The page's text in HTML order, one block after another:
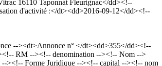
16110 Taponnât Fleurignac</dd><!--
d'activité :</dt><dd>2016-09-12</dd><!--
--><dt>Annonce n° </dt><dd>355</dd><!--
RM --><!-- denomination --><!-- Nom -->
><!-- Forme Juridique --><!-- capital --><!-- nom